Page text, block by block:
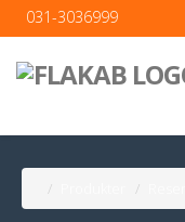
031-3036999